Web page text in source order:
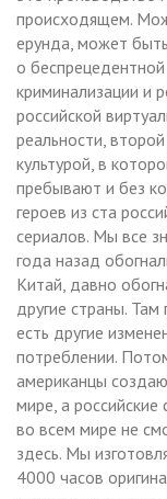
происходящем.
ерунда, может
о беспрецедентной
криминализации и
российской
реальности,
культурой, в
пребывают и без
героев из ста
сериалов. Мы все
года назад
Китай, давно
другие страны. Там
есть другие
потреблении.
американцы
мире, а российские
во всем мире не
здесь. Мы
4000 часов